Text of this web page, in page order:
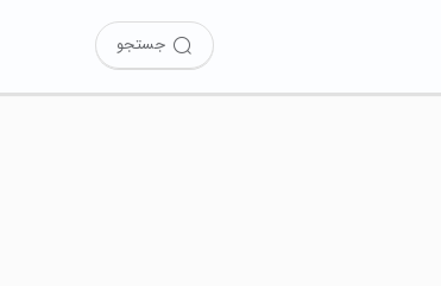
جستجو